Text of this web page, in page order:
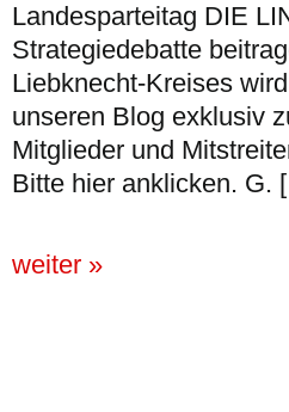
Landesparteitag DIE
Strategiedebatte
Liebknecht-Kreises
unseren Blog exklusiv
Mitglieder und
Bitte hier anklicken. G.
weiter »